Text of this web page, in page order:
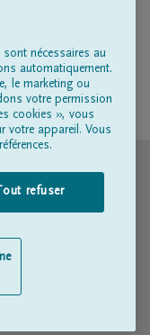
funèbres
privée
nécessaires au
automatiquement.
le marketing ou
votre permission
cookies », vous
votre appareil. Vous
refuser